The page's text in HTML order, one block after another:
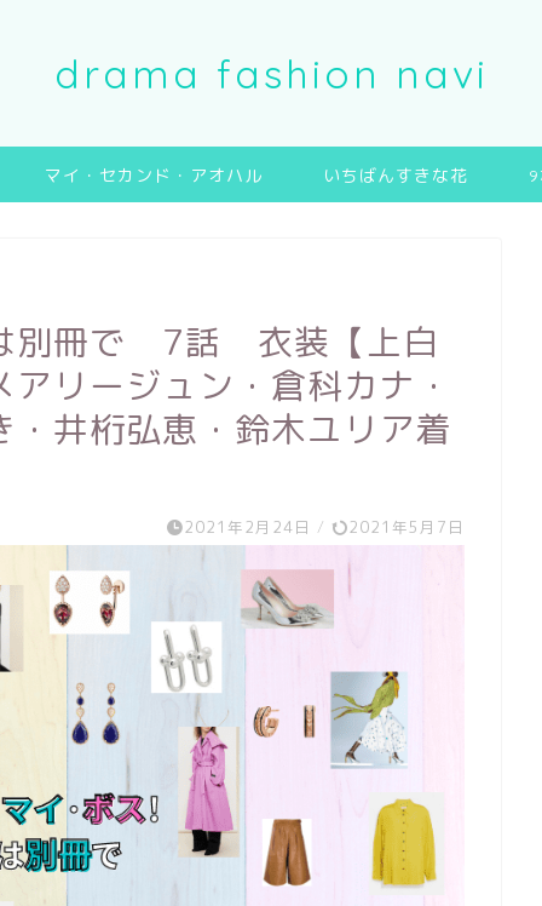
drama fashion navi
マイ・セカンド・アオハル いちばんすきな花
別冊で 7話 衣装【上白
リージュン・倉科カナ・
井桁弘恵・鈴木ユリア着
2021年2月24日 / 2021年5月7日